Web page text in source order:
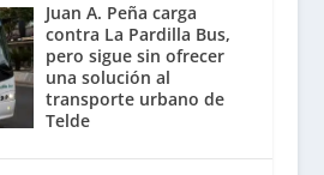
Juan A. Peña carga
contra La Pardilla Bus,
pero sigue sin ofrecer
una solución al
transporte urbano de
Telde